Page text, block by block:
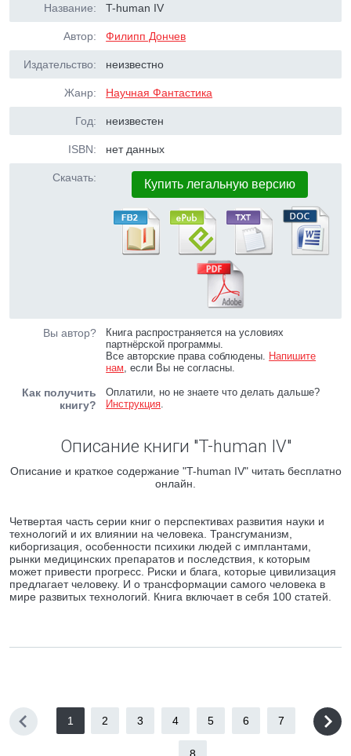
Название: T-human IV
Автор: Филипп Дончев
Издательство: неизвестно
Жанр: Научная Фантастика
Год: неизвестен
ISBN: нет данных
Скачать: Купить легальную версию
Вы автор?
Книга распространяется на условиях
партнёрской программы.
Все авторские права соблюдены. Напишите
нам, если Вы не согласны.
Как получить
книгу?
Оплатили, но не знаете что делать дальше?
Инструкция.
Описание книги "T-human IV"
Описание и краткое содержание "T-human IV" читать бесплатно
онлайн.
Четвертая часть серии книг о перспективах развития науки и
технологий и их влиянии на человека. Трансгуманизм,
киборгизация, особенности психики людей с имплантами,
рынки медицинских препаратов и последствия, к которым
может привести прогресс. Риски и блага, которые цивилизация
предлагает человеку. И о трансформации самого человека в
мире развитых технологий. Книга включает в себя 100 статей.
1 2 3 4 5 6 7